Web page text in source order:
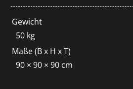
Gewicht
50 kg
Maße (B x H x T)
90 × 90 × 90 cm